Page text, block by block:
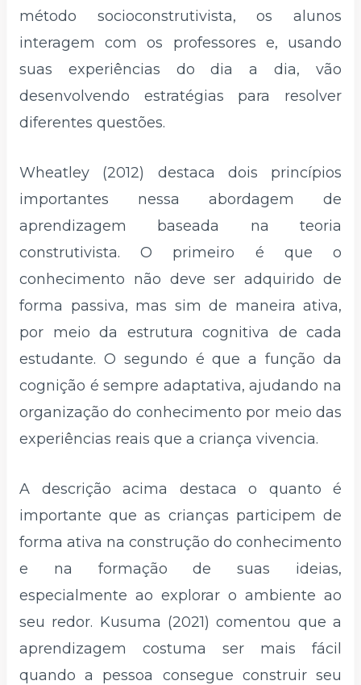
método socioconstrutivista, os alunos
interagem com os professores e, usando
suas experiências do dia a dia, vão
desenvolvendo estratégias para resolver
diferentes questões.
Wheatley (2012) destaca dois princípios
importantes nessa abordagem de
aprendizagem baseada na teoria
construtivista. O primeiro é que o
conhecimento não deve ser adquirido de
forma passiva, mas sim de maneira ativa,
por meio da estrutura cognitiva de cada
estudante. O segundo é que a função da
cognição é sempre adaptativa, ajudando na
organização do conhecimento por meio das
experiências reais que a criança vivencia.
A descrição acima destaca o quanto é
importante que as crianças participem de
forma ativa na construção do conhecimento
e na formação de suas ideias,
especialmente ao explorar o ambiente ao
seu redor. Kusuma (2021) comentou que a
aprendizagem costuma ser mais fácil
quando a pessoa consegue construir seu